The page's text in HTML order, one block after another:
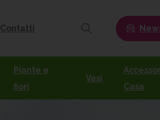
Contatti
Search
Piante e
fiori
Vasi
Casa